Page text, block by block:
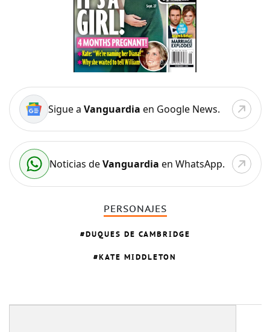
Sigue a Vanguardia en Google News.
Noticias deVanguardia en WhatsApp.
PERSONAJES
DUQUES DE CAMBRIDGE
KATE MIDDLETON